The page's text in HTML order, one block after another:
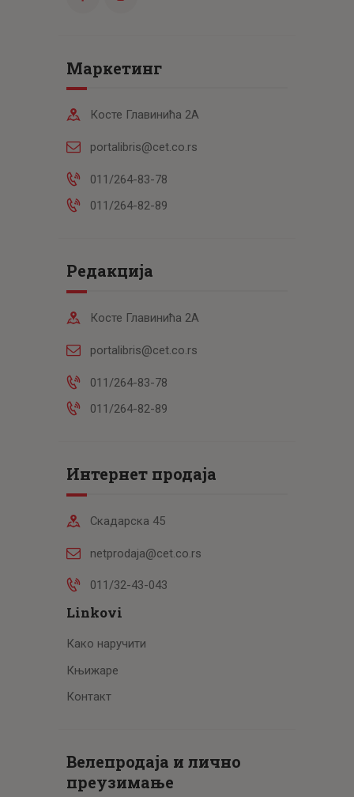
Маркетинг
Косте Главинића 2А
portalibris@cet.co.rs
011/264-83-78
011/264-82-89
Редакција
Косте Главинића 2А
portalibris@cet.co.rs
011/264-83-78
011/264-82-89
Интернет продаја
Скадарска 45
netprodaja@cet.co.rs
011/32-43-043
Linkovi
Како наручити
Књижаре
Контакт
Велепродаја и лично
преузимање